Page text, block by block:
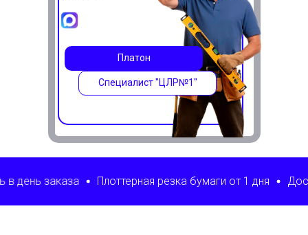
Специалист "ЦЛР№1"
Платон
Плоттерная резка бумаги от 1 дня Доставка по РФ